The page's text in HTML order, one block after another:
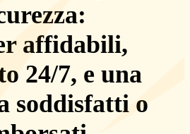
affidabili,
24/7, e una
soddisfatti o